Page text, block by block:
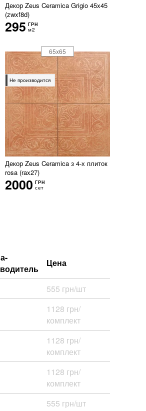
Декор Zeus Ceramica Grigio 45x45
(zwxf8d)
295 ГРН
м2
Не производится
Декор Zeus Ceramica з 4-х плиток
rosa (rax27)
2000 ГРН
сет
65x65
Цена
555 грн/шт
1128 грн/
комплект
1128 грн/
комплект
1128 грн/
комплект
555 грн/шт